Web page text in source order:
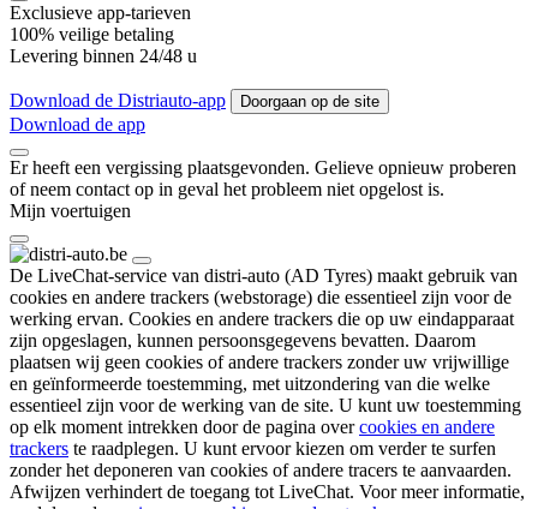
Exclusieve app-tarieven
100% veilige betaling
Levering binnen 24/48 u
Download de Distriauto-app Doorgaan op de site
Download de app
Er heeft een vergissing plaatsgevonden. Gelieve opnieuw proberen
of neem contact op in geval het probleem niet opgelost is.
Mijn voertuigen
De LiveChat-service van distri-auto (AD Tyres) maakt gebruik van
cookies en andere trackers (webstorage) die essentieel zijn voor de
werking ervan. Cookies en andere trackers die op uw eindapparaat
zijn opgeslagen, kunnen persoonsgegevens bevatten. Daarom
plaatsen wij geen cookies of andere trackers zonder uw vrijwillige
en geïnformeerde toestemming, met uitzondering van die welke
essentieel zijn voor de werking van de site. U kunt uw toestemming
op elk moment intrekken door de pagina overcookies en andere
trackers te raadplegen. U kunt ervoor kiezen om verder te surfen
zonder het deponeren van cookies of andere tracers te aanvaarden.
Afwijzen verhindert de toegang tot LiveChat. Voor meer informatie,